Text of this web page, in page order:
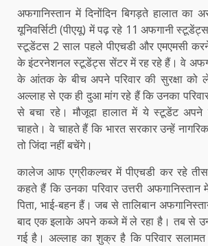
अफगानिस्तान में दिनोंदिन बिगड़ते हालात का
यूनिवर्सिटी (पीएयू) में पढ़ रहे 11 अफगानी
स्टूडेंटस 2 साल पहले पीएचडी और एमएमसी
के इंटरनेशनल स्टूडेंट्स सेंटर में रह रहे हैं। वे
के आंतक के बीच अपने परिवार की सुरक्षा को
अल्लाह से एक ही दुआ मांग रहे हैं कि उनका
से बचा रहे। मौजूदा हालात में ये स्टूडेंट अपने
चाहते। वे चाहते हैं कि भारत सरकार उन्हें
तो जिंदा नहीं बचेंगे।
कालेज आफ एग्रीकल्चर में पीएचडी कर रहे तीस
कहते हैं कि उनका परिवार उत्तरी अफगानिस्तान
पिता, भाई-बहन हैं। जब से तालिबान
बाद एक इलाके अपने कब्जे में ले रहा है। तब से
गई है। अल्लाह का शुक्र है कि परिवार सलामत